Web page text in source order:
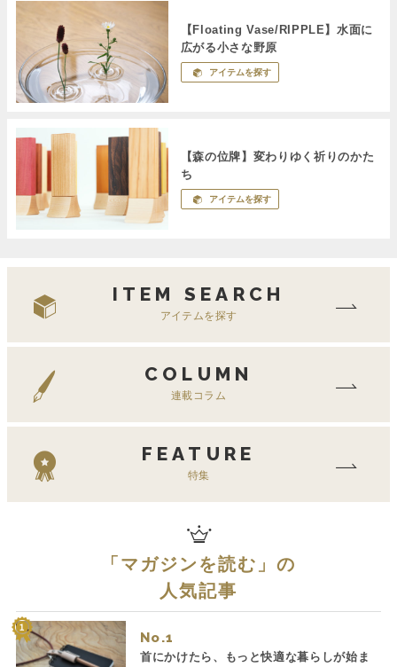
【Floating Vase/RIPPLE】水面に
広がる小さな野原
アイテムを探す
【森の位牌】変わりゆく祈りのかた
ち
アイテムを探す
ITEM SEARCH
アイテムを探す
COLUMN
連載コラム
FEATURE
特集
「 マガジンを読む 」の
人気記事
No.
首にかけたら、もっと快適な暮らしが始ま